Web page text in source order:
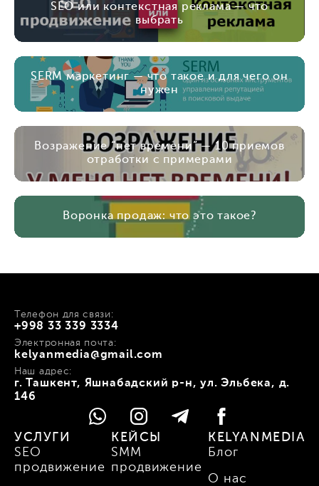
SEO или контекстная реклама — что
выбрать
SERM маркетинг — что такое и для чего он
нужен
Возражение “нет времени” — 10 приемов
отработки с примерами
Воронка продаж: что это такое?
+998 33 339 3334
Телефон для связи:
kelyanmedia@gmail.com
Электронная почта:
г. Ташкент, Яшнабадский р-н, ул. Эльбека, д.
146
Наш адрес:
УСЛУГИ
SEO
продвижение
КЕЙСЫ
SMM
продвижение
KELYANMEDIA
Блог
О нас